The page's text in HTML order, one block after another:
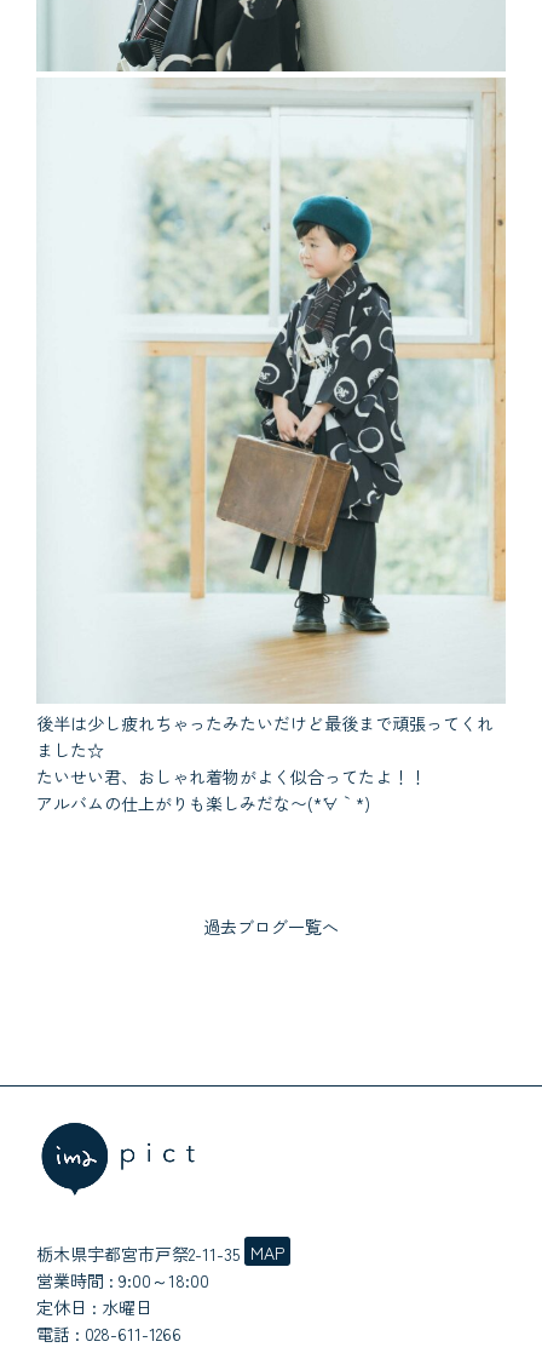
後半は少し疲れちゃったみたいだけど最後まで頑張ってくれ
ました☆
たいせい君、おしゃれ着物がよく似合ってたよ！！
アルバムの仕上がりも楽しみだな〜(*´∀｀*)
過去ブログ一覧へ
栃木県宇都宮市戸祭2-11-35 MAP
営業時間 : 9:00～18:00
定休日 : 水曜日
電話 : 028-611-1266